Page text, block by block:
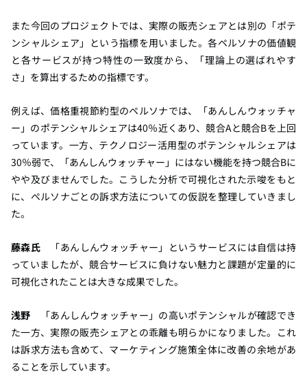
また今回のプロジェクトでは、実際の販売シェアとは別の「ポテ
ンシャルシェア」という指標を用いました。各ペルソナの価値観
と各サービスが持つ特性の一致度から、「理論上の選ばれやす
さ」を算出するための指標です。
例えば、価格重視節約型のペルソナでは、「あんしんウォッチャ
ー」のポテンシャルシェアは40％近くあり、競合Aと競合Bを上回
っています。一方、テクノロジー活用型のポテンシャルシェアは
30％弱で、「あんしんウォッチャー」にはない機能を持つ競合Bに
やや及びませんでした。こうした分析で可視化された示唆をもと
に、ペルソナごとの訴求方法についての仮説を整理していきまし
た。
藤森氏 「あんしんウォッチャー」というサービスには自信は持
っていましたが、競合サービスに負けない魅力と課題が定量的に
可視化されたことは大きな成果でした。
浅野 「あんしんウォッチャー」の高いポテンシャルが確認でき
た一方、実際の販売シェアとの乖離も明らかになりました。これ
は訴求方法も含めて、マーケティング施策全体に改善の余地があ
ることを示しています。